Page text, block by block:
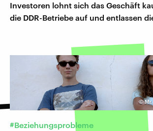
Investoren lohnt sich das Geschäft
die DDR-Betriebe auf und entlassen
©
#Beziehungsprobleme